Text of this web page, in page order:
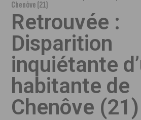
Chenôve (21)
Retrouvée :
Disparition
inquiétante
habitante de
Chenôve (21)